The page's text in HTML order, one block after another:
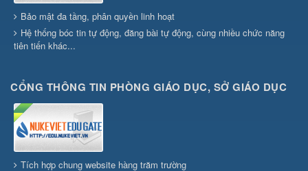
Bảo mật đa tầng, phân quyền linh hoạt
Hệ thống bóc tin tự động, đăng bài tự động, cùng nhiều chức năng
tiên tiến khác...
CỔNG THÔNG TIN PHÒNG GIÁO DỤC, SỞ GIÁO DỤC
Tích hợp chung website hàng trăm trường